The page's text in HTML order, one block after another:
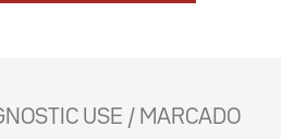
USE / MARCADO